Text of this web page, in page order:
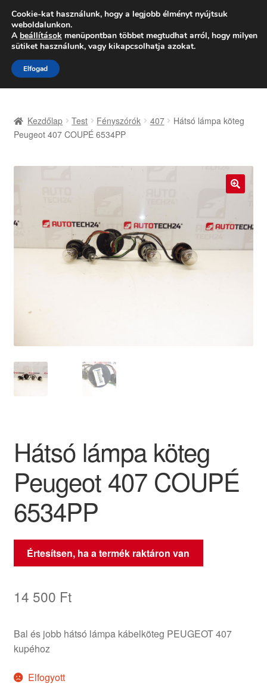
SZÁLLÍTÁS 2618 Ft-tól
Hétfő-Péntek 9:00–16:0006 80 088 054
Ugrás
a
navigációhoz
Kilépés
a
tartalomba
Adatvédelmi irányelvek
Kifizetések
Saját fiókom
Szállítás világszerte
Szekér
Kezdőlap Test Fényszórók 407
Hátsó lámpa köteg
Peugeot 407 COUPÉ 6534PP
Hátsó lámpa köteg
Peugeot 407 COUPÉ
6534PP
Értesítsen, ha a termék raktáron van
14 500 Ft
Bal és jobb hátsó lámpa kábelköteg PEUGEOT 407
kupéhoz
Elfogyott
Cookie-kat használunk, hogy a legjobb élményt nyújtsuk
weboldalunkon.
A beállítások menüpontban többet megtudhat arról, hogy milyen
sütiket használunk, vagy kikapcsolhatja azokat.
Elfogad